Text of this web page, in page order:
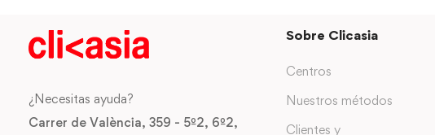
¿Necesitas ayuda?
Carrer de València, 359 - 5º2, 6º2,
Sobre Clicasia
Centros
Nuestros métodos
Clientes y